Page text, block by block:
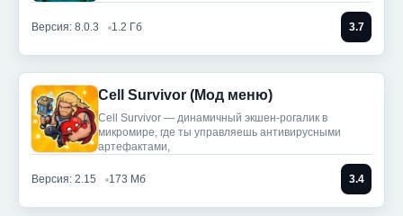
Версия: 8.0.3 1.2 Гб 3.7
Cell Survivor (Мод меню)
Cell Survivor — динамичный экшен-рогалик в
микромире, где ты управляешь антивирусными
артефактами,
Версия: 2.15 173 Мб 3.4